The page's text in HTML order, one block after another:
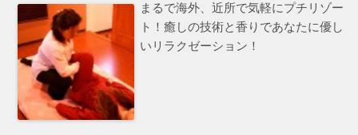
まるで海外、近所で気軽にプチリゾー
ト！癒しの技術と香りであなたに優し
いリラクゼーション！